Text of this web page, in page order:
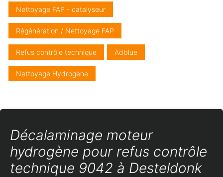
Nettoyage FAP - catalyseur
Régénération / Nettoyage FAP
Refus contrôle technique Adblue
Nettoyage Hydrogène
Décalaminage moteur
hydrogène pour refus contrôle
technique 9042 à Desteldonk